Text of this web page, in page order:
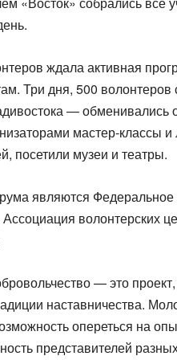
ждала активная
Три дня, 500
— обменивались
мастер-классы
посетили музеи и театры.
являются
волонтерских
— это
наставничества.
опереться на
представителей